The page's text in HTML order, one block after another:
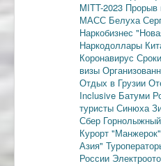
MITT-2023 Прорыв
МАСС Белуха
Наркобизнес
Наркодоллары
Коронавирус
визы
Отдых в Грузии
Inclusive Батуми
туристы Синюха
Сбер
Курорт "Манжерок"
Азия"
России